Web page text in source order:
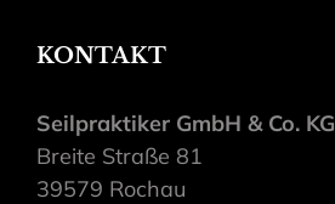
KONTAKT
Seilpraktiker GmbH & Co. KG
Breite Straße 81
39579 Rochau